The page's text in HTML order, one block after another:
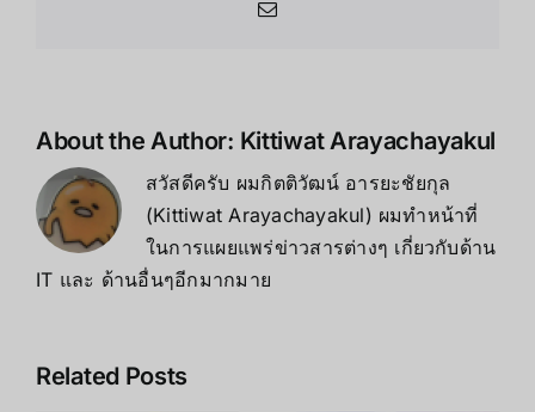
About the Author: Kittiwat Arayachayakul
สวัสดีครับ ผมกิตติวัฒน์ อารยะชัยกุล
(Kittiwat Arayachayakul) ผมทำหน้าที่
ในการแผยแพร่ข่าวสารต่างๆ เกี่ยวกับด้าน
IT และ ด้านอื่นๆอีกมากมาย
Related Posts